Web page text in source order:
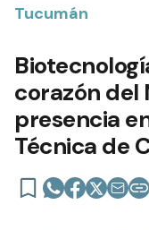
Tucumán
corazón del
presencia
Técnica de